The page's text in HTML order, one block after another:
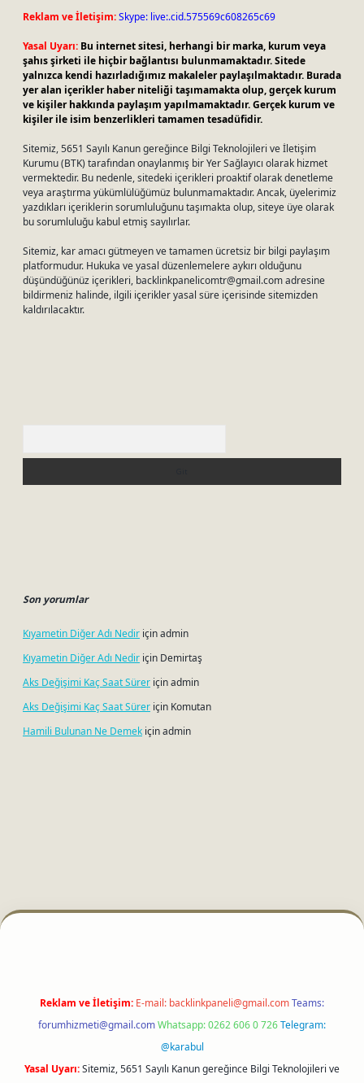
Reklam ve İletişim:Skype: live:.cid.575569c608265c69
Yasal Uyarı: Bu internet sitesi, herhangi bir marka, kurum veya
şahıs şirketi ile hiçbir bağlantısı bulunmamaktadır. Sitede
yalnızca kendi hazırladığımız makaleler paylaşılmaktadır. Burada
yer alan içerikler haber niteliği taşımamakta olup, gerçek kurum
ve kişiler hakkında paylaşım yapılmamaktadır. Gerçek kurum ve
kişiler ile isim benzerlikleri tamamen tesadüfidir.
Sitemiz, 5651 Sayılı Kanun gereğince Bilgi Teknolojileri ve İletişim
Kurumu (BTK) tarafından onaylanmış bir Yer Sağlayıcı olarak hizmet
vermektedir. Bu nedenle, sitedeki içerikleri proaktif olarak denetleme
veya araştırma yükümlülüğümüz bulunmamaktadır. Ancak, üyelerimiz
yazdıkları içeriklerin sorumluluğunu taşımakta olup, siteye üye olarak
bu sorumluluğu kabul etmiş sayılırlar.
Sitemiz, kar amacı gütmeyen ve tamamen ücretsiz bir bilgi paylaşım
platformudur. Hukuka ve yasal düzenlemelere aykırı olduğunu
düşündüğünüz içerikleri, backlinkpanelicomtr@gmail.comadresine
bildirmeniz halinde, ilgili içerikler yasal süre içerisinde sitemizden
kaldırılacaktır.
Son yorumlar
Kıyametin Diğer Adı Nedir içinadmin
Kıyametin Diğer Adı Nedir için Demirtaş
Aks Değişimi Kaç Saat Sürer içinadmin
Aks Değişimi Kaç Saat Sürer için Komutan
Hamili Bulunan Ne Demek içinadmin
Reklam ve İletişim: E-mail: backlinkpaneli@gmail.comTeams:
forumhizmeti@gmail.comWhatsapp: 0262 606 0 726Telegram:
@karabul
Yasal Uyarı:Sitemiz, 5651 Sayılı Kanun gereğince Bilgi Teknolojileri ve